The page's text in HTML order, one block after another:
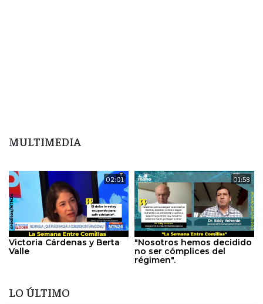
MULTIMEDIA
02:01
Victoria Cárdenas y Berta
Valle
01:58
"Nosotros hemos decidido
no ser cómplices del
régimen".
LO ÚLTIMO